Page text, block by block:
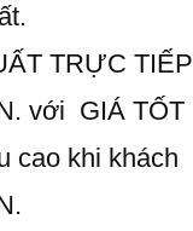
TRỰC TIẾP
với GIÁ TỐT
cao khi khách